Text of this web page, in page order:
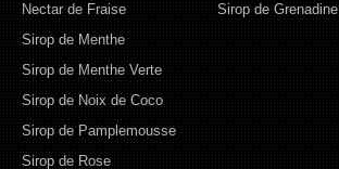
Nectar de Fraise
Sirop de Grenadine
Sirop de Menthe
Sirop de Menthe Verte
Sirop de Noix de Coco
Sirop de Pamplemousse
Sirop de Rose